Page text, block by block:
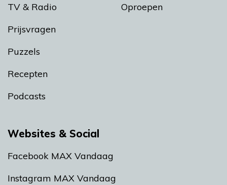
TV & Radio
Prijsvragen
Puzzels
Recepten
Podcasts
Oproepen
Websites & Social
Facebook MAX Vandaag
Instagram MAX Vandaag